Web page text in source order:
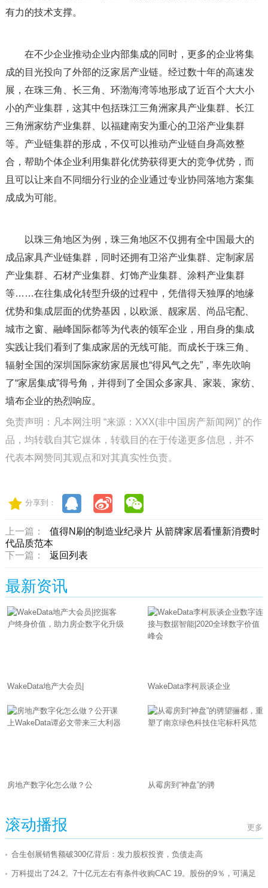
有力的技术支撑。
在不少企业推动企业内部集成的同时，更多的企业将集
成的目光投向了外部的泛家居产业链。经过数十年的高速发
展，在珠三角、长三角、环渤海湾等地形成了近百个大大小
小的产业集群，这其中包括珠江三角洲家具产业集群、长江
三角洲家纺产业集群、以福建南安为重心的卫浴产业集群
等。产业链集群的形成，不仅可以推动产业链自身高效整
合，帮助个体企业利用集群化优势获得更大的竞争优势，而
且可以让来自不同细分行业的企业通过专业协同落地方案集
成成为可能。
以珠三角地区为例，珠三角地区不仅拥有全中国最大的
成品家具产业链集群，同时还拥有卫浴产业集群、定制家居
产业集群、石材产业集群、灯饰产业集群、涂料产业集群
等……在往集成化转型升级的过程中，凭借得天独厚的地缘
优势和集成层面的优势基因，以欧派、靓家居、尚品宅配、
城市之窗、融峰国际都等为代表的领军企业，用自身的集成
实践让我们看到了集成家居的无线可能。而成长于珠三角、
辐射全国的深圳国际家纺家居展也“得风气之先”，率先吹响
了“家居集成”得号角，并得到了全国众多家具、家装、家纺、
墙布企业的热烈响应。
免责声明：凡本网注明 “来源：XXX(非中国房产新闻网)” 的作
品，均转载自其它媒体，转载目的在于传递更多信息，并不
代表本网赞同其观点和对其真实性负责。
分享到：
上一篇：
值得N刷的制造业纪录片 从箭牌家居看懂新消费时
代品质范本
下一篇：
返回列表
最新资讯
WakeData地产大会员| WakeData李柯辰谈企业
房地产数字化怎么做？公 从霉房到“神盘”的骋
滚动播报 更多
合生创展销售额破300亿背后：发力股权投资，负债走高
万科提出了24.2。7十亿元左右有条件收购CAC 19。股份的9％，可满足